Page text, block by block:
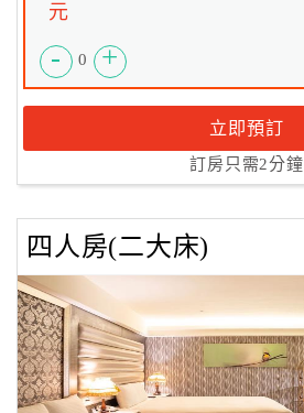
元
- 0 +
立即預訂
訂房只需2分鐘
四人房(二大床)